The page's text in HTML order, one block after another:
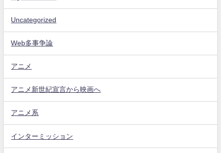
Uncategorized
Web多事争論
アニメ
アニメ新世紀宣言から映画へ
アニメ系
インターミッション